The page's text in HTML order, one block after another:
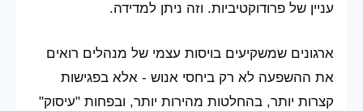
עניין של פרודוקטיביות. וזה ניתן למדידה.
ארגונים שמשקיעים בויסות עצמי של מנהלים רואים
את ההשפעה לא רק ביחסי אנוש - אלא בפגישות
קצרות יותר, בהחלטות מהירות יותר, ובפחות "עיסוק"